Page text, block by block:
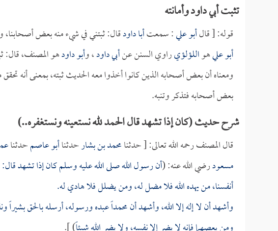
تثبت أبي داود وأمانته
قوله: [ قالأبو علي: سمعتأبا داودقال: ثبتني في شيء منه بعض
أبو عليهواللؤلؤيراوي السنن عنأبي داود، وأبو داودهو المصنف، قال:
ومعناه أن بعض أصحابه الذين كانوا أخذوا معه الحديث ثبته، بمعنى أنه
بعض أصحابه فتذكر وتنبه.
شرح حديث (كان إذا تشهد قال الحمد لله نستعينه ونستغفره..)
قال المصنف رحمه الله تعالى: [ حدثنامحمد بن بشارحدثناأبو عاصمحدثنا
مسعودرضي الله عنه: (أن رسول الله صلى الله عليه وسلم كان إذا تشهد
أنفسنا، من يهده الله فلا مضل له، ومن يضلل فلا هادي له.
وأشهد أن لا إله إلا الله، وأشهد أن محمداً عبده ورسوله، أرسله بالحق